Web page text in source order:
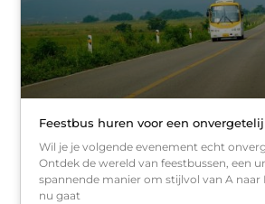
Feestbus huren voor een
Wil je je volgende evenement echt
Ontdek de wereld van feestbussen, een
spannende manier om stijlvol van A naar
nu gaat